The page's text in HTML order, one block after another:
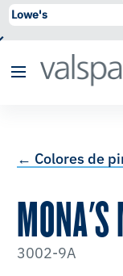
se
← Colores de
MONA'S
3002-9A